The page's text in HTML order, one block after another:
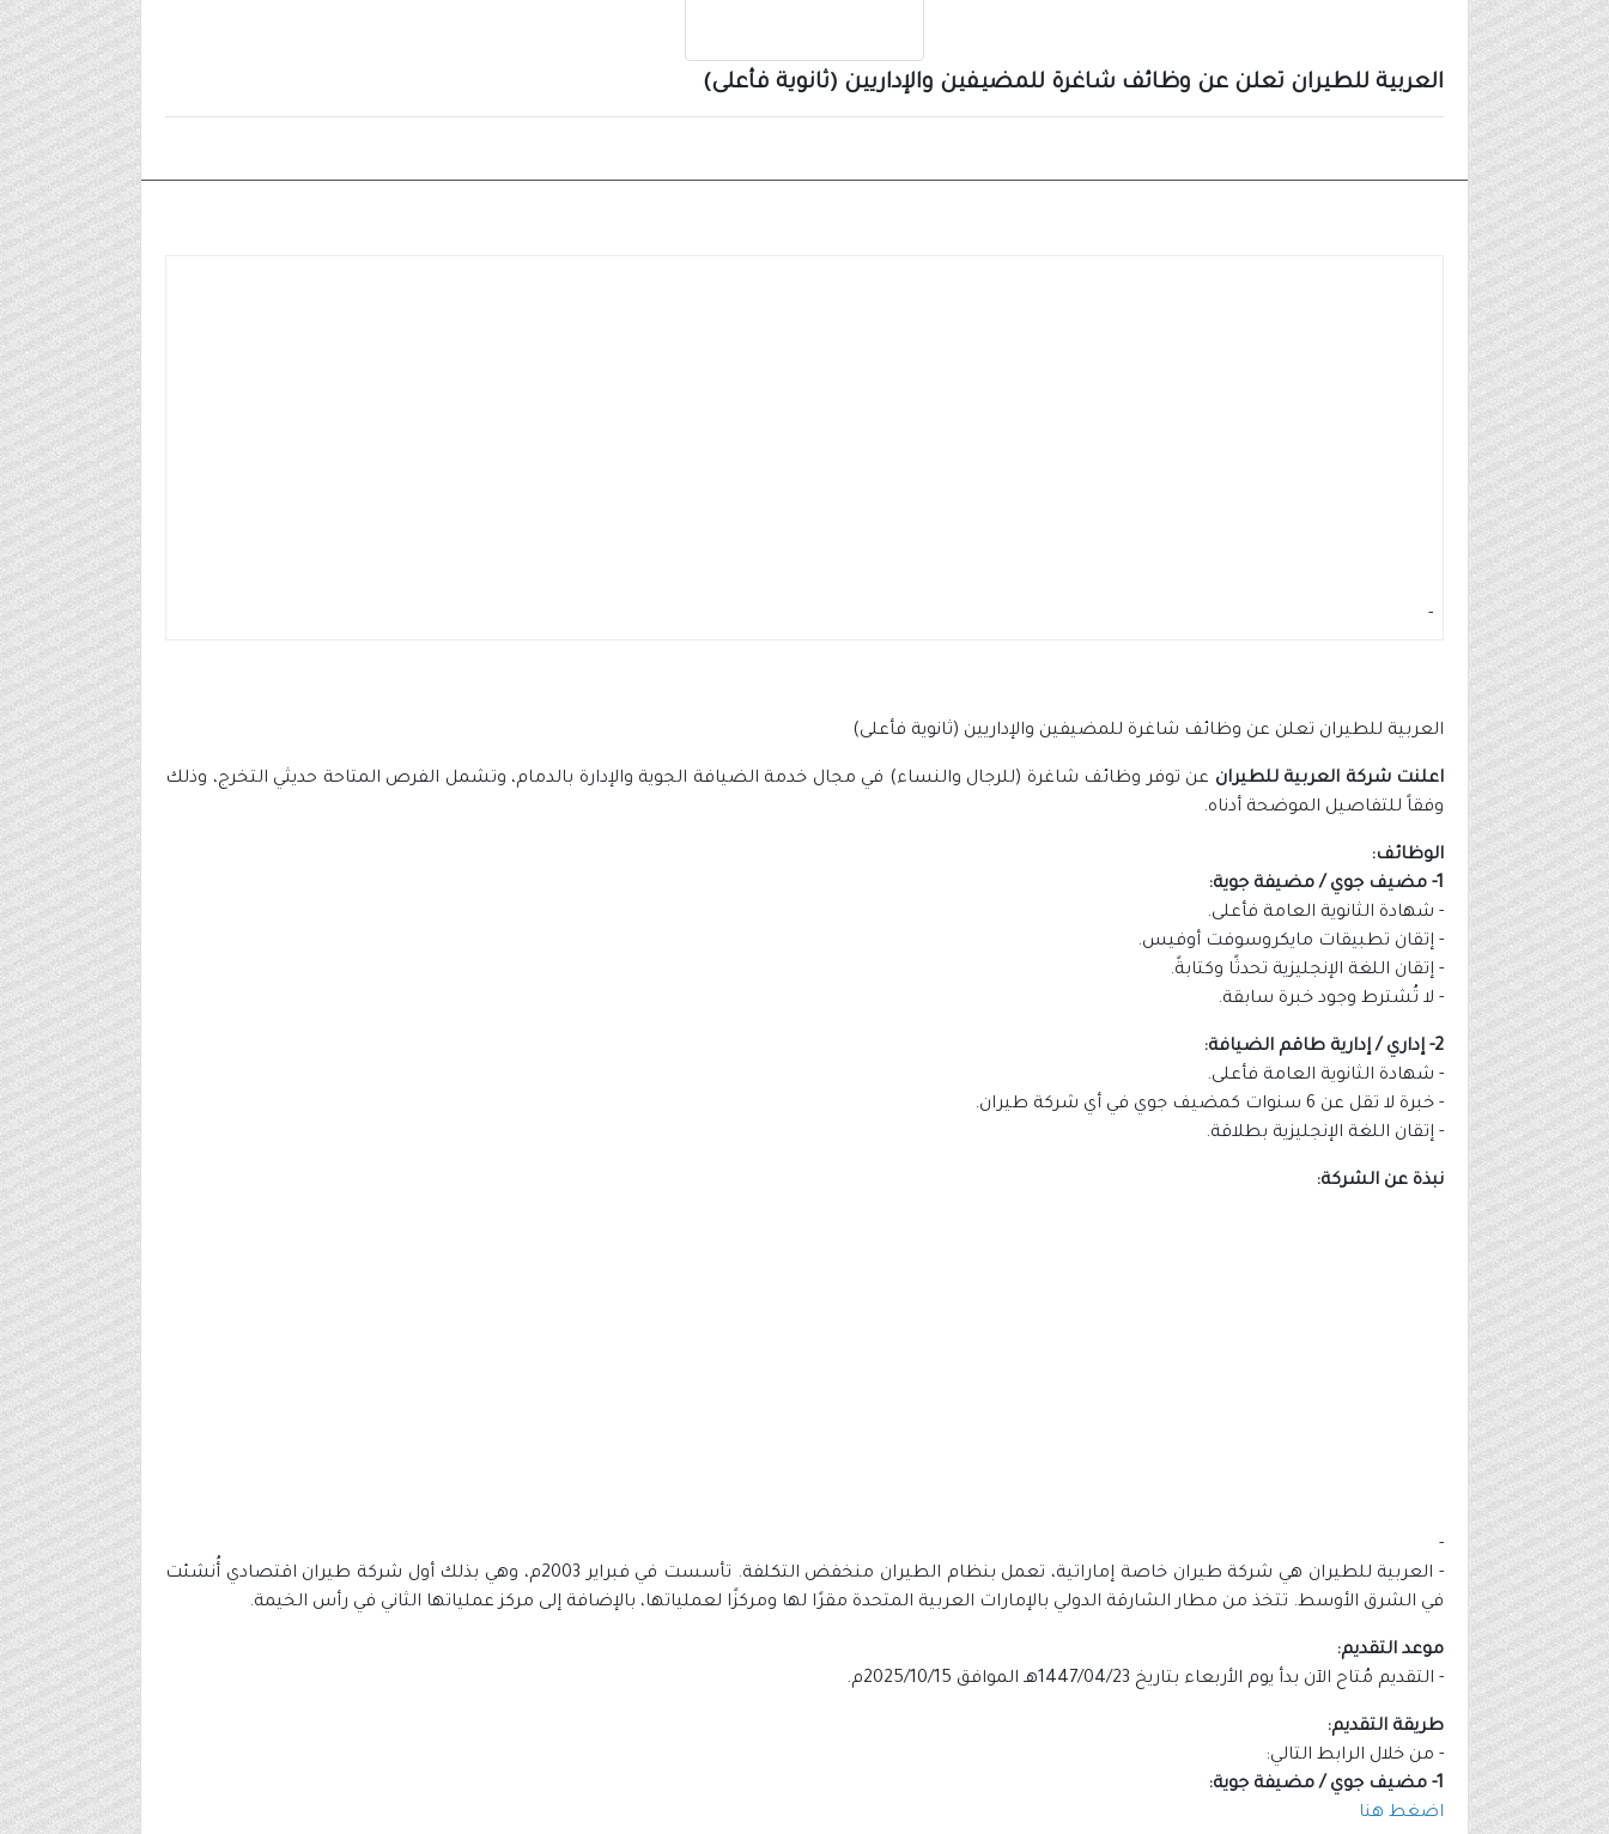
العربية للطيران تعلن عن وظائف شاغرة للمضيفين والإداريين (ثانوية فأعلى)
-
العربية للطيران تعلن عن وظائف شاغرة للمضيفين والإداريين (ثانوية فأعلى)
اعلنت شركة العربية للطيران عن توفر وظائف شاغرة (للرجال والنساء) في مجال خدمة الضيافة الجوية والإدارة بالدمام، وتشمل الفرص المتاحة حديثي التخرج، وذلك
وفقاً للتفاصيل الموضحة أدناه.
الوظائف:
1- مضيف جوي / مضيفة جوية:
- شهادة الثانوية العامة فأعلى.
- إتقان تطبيقات مايكروسوفت أوفيس.
- إتقان اللغة الإنجليزية تحدثًا وكتابةً.
- لا تُشترط وجود خبرة سابقة.
2- إداري / إدارية طاقم الضيافة:
- شهادة الثانوية العامة فأعلى.
- خبرة لا تقل عن 6 سنوات كمضيف جوي في أي شركة طيران.
- إتقان اللغة الإنجليزية بطلاقة.
نبذة عن الشركة:
-
- العربية للطيران هي شركة طيران خاصة إماراتية، تعمل بنظام الطيران منخفض التكلفة. تأسست في فبراير 2003م، وهي بذلك أول شركة طيران اقتصادي أُنشئت
في الشرق الأوسط. تتخذ من مطار الشارقة الدولي بالإمارات العربية المتحدة مقرًا لها ومركزًا لعملياتها، بالإضافة إلى مركز عملياتها الثاني في رأس الخيمة.
موعد التقديم:
- التقديم مُتاح الآن بدأ يوم الأربعاء بتاريخ 1447/04/23هـ الموافق 2025/10/15م.
طريقة التقديم:
- من خلال الرابط التالي:
1- مضيف جوي / مضيفة جوية:
اضغط هنا